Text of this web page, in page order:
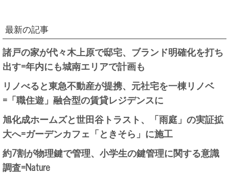
最新の記事
諸戸の家が代々木上原で邸宅、ブランド明確化を打ち
出す=年内にも城南エリアで計画も
リノべると東急不動産が提携、元社宅を一棟リノベ
=「職住遊」融合型の賃貸レジデンスに
旭化成ホームズと世田谷トラスト、「雨庭」の実証拡
大へ=ガーデンカフェ「ときそら」に施工
約7割が物理鍵で管理、小学生の鍵管理に関する意識
調査=Nature